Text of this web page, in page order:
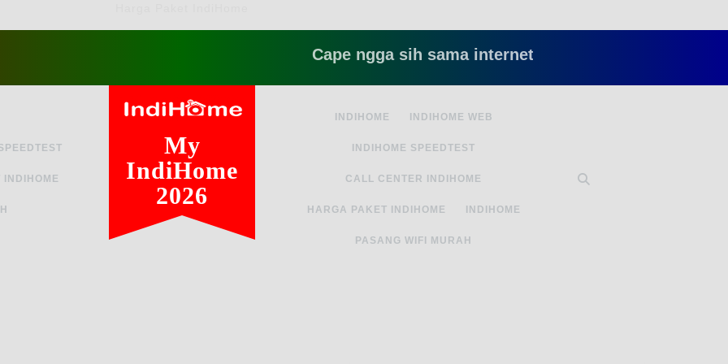
Cape ngga sih sama internet yang lambat gitu gitu aja
INDIHOME
My
IndiHome
2026
INDIHOME INDIHOME WEB
INDIHOME SPEEDTEST
CALL CENTER INDIHOME
HARGA PAKET INDIHOME INDIHOME
PASANG WIFI MURAH